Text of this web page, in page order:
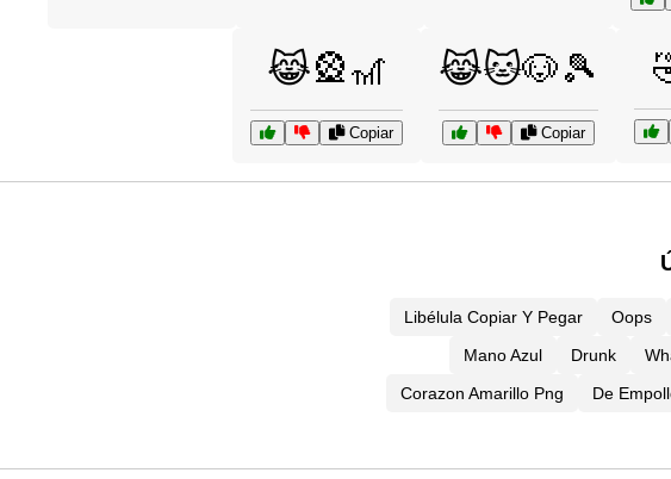
😹🎡🎢
Copiar
😹🐱🐶🎾
Copiar
Libélula Copiar Y Pegar Oops
Mano Azul
Drunk
Corazon Amarillo Png
De